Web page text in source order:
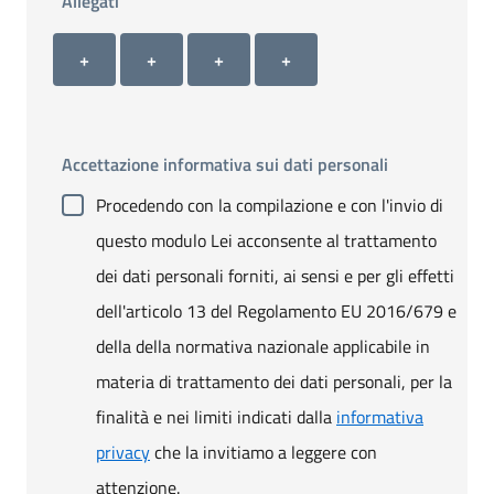
Allegato 1
+
Allegato 2
+
Allegato 3
+
Allegato 4
+
Accettazione informativa sui dati personali
Procedendo con la compilazione e con l'invio di
questo modulo Lei acconsente al trattamento
dei dati personali forniti, ai sensi e per gli effetti
dell'articolo 13 del Regolamento EU 2016/679 e
della della normativa nazionale applicabile in
materia di trattamento dei dati personali, per la
finalità e nei limiti indicati dalla informativa
privacyche la invitiamo a leggere con
attenzione.